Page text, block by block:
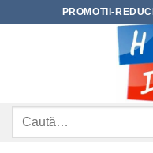
PROMOTII-
Caută